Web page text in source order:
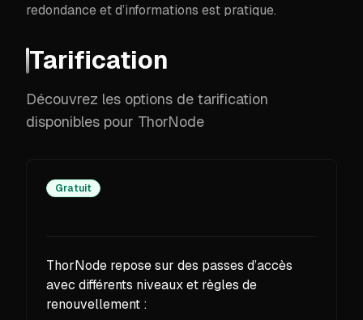
redondance et d’informations est pratique.
Tarification
Découvrez les options de tarification
disponibles pour ThorNode
Gratuit
ThorNode repose sur des passes d’accès
avec différents niveaux et règles de
renouvellement :